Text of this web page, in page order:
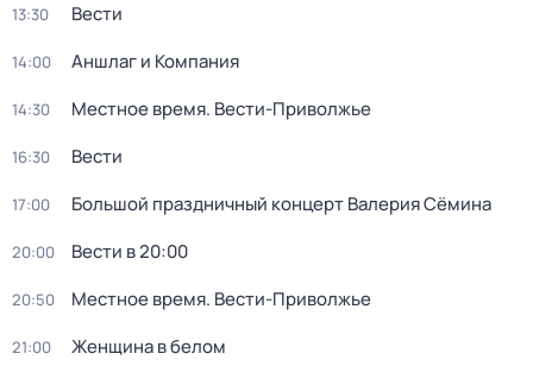
13:30 Вести
14:00 Аншлаг и Компания
14:30 Местное время. Вести-Приволжье
16:30 Вести
17:00 Большой праздничный концерт Валерия Сёмина
20:00 Вести в 20:00
20:50 Местное время. Вести-Приволжье
21:00 Женщина в белом